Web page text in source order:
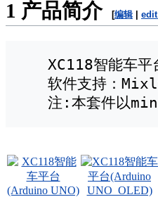
1 产品简介 [编辑 |
XC118智能车平台
软件支持：
注:本套件以